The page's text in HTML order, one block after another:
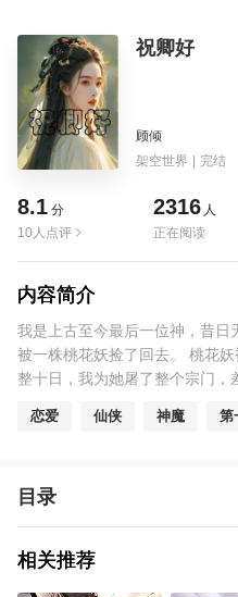
祝卿好
顾倾
架空世界 | 完结
8.1 分
10人点评
2316 人
正在阅读
内容简介
我是上古至今最后一位神，昔
被一株桃花妖捡了回去。 桃花
整十日，我为她屠了整个宗门
恋爱 仙侠 神魔 第
目录
相关推荐